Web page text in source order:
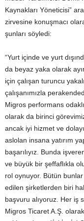
Kaynakları Yöneticisi”
zirvesine konuşmacı
şunları söyledi:
“Yurt içinde ve yurt
da beyaz yaka olarak
için çalışan turuncu
çalışanımızla
Migros performans
olarak da birinci
ancak iyi hizmet ve
aslolan insana yatırım
başarılıyız. Bunda
ve büyük bir şeffaflıkla
rol oynuyor. Bütün
edilen şirketlerden biri
başvuru alıyoruz. Her iş
Migros Ticaret A.Ş.